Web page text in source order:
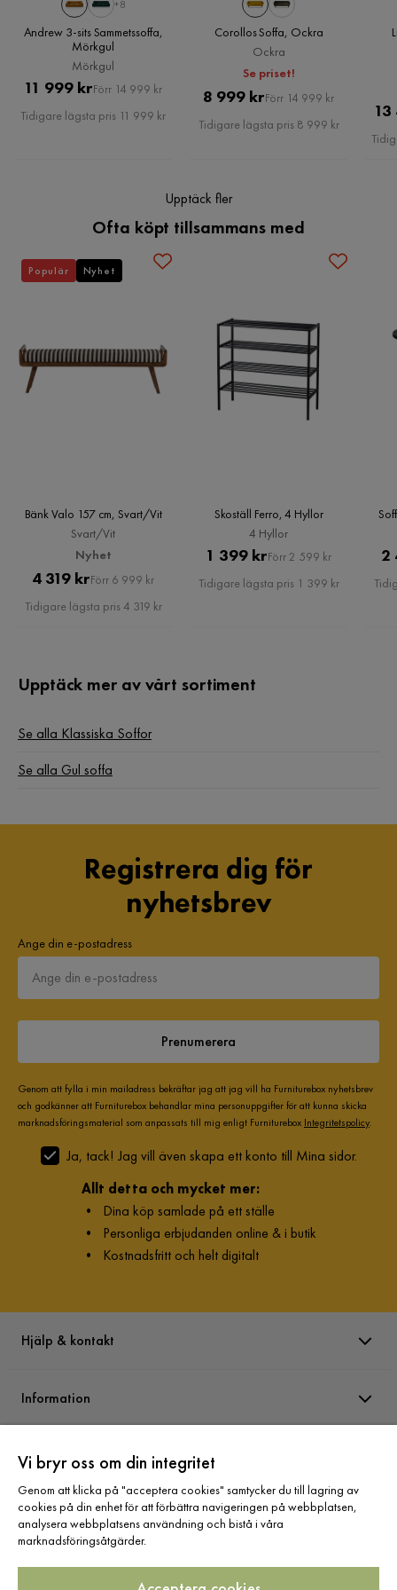
Övrigt
Form
Färgnamn
Serie
+8
Andrew 3-sits Sammetssoffa,
Mörkgul
Mörkgul
Pris
11 999 krOriginal
Pris
Förr 14 999 kr
Tidigare lägsta pris 11 999 kr
Corollos Soffa, Ockra
Ockra
Se priset!
Pris
8 999 krOriginal
Pris
Förr 14 999 kr
Tidigare lägsta pris 8 999 kr
Upptäck fler
Ofta köpt tillsammans med
Bänk Valo 157 cm, Svart/Vit
Svart/Vit
Nyhet
Pris
4 319 krOriginal
Pris
Förr 6 999 kr
Tidigare lägsta pris 4 319 kr
Populär Nyhet
Skoställ Ferro, 4 Hyllor
4 Hyllor
Pris
1 399 krOriginal
Pris
Förr 2 599 kr
Tidigare lägsta pris 1 399 kr
2
Upptäck mer av vårt sortiment
Se alla Klassiska Soffor
Se alla Gul soffa
Registrera dig för
nyhetsbrev
Ange din e-postadress
Prenumerera
Genom att fylla i min mailadress bekräftar jag att jag vill ha Furniturebox nyhetsbrev
och godkänner att Furniturebox behandlar mina personuppgifter för att kunna skicka
marknadsföringsmaterial som anpassats till mig enligt Furniturebox Integritetspolicy.
Ja, tack! Jag vill även skapa ett konto till Mina sidor.
Allt detta och mycket mer:
• Dina köp samlade på ett ställe
• Personliga erbjudanden online & i butik
• Kostnadsfritt och helt digitalt
Hjälp & kontakt
Information
Varumärken
Sortiment
Vi bryr oss om din integritet
Genom att klicka på "acceptera cookies" samtycker du till lagring av
cookies på din enhet för att förbättra navigeringen på webbplatsen,
analysera webbplatsens användning och bistå i våra
marknadsföringsåtgärder.